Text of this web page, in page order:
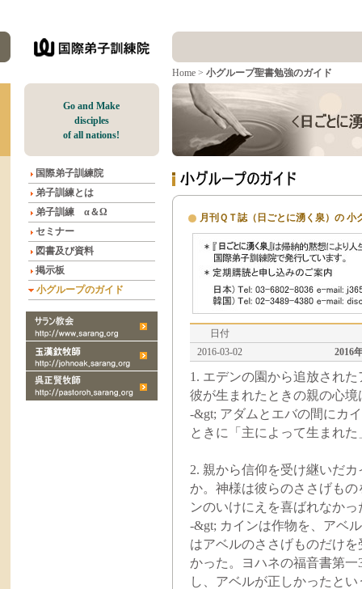
Home > 小グループ聖書勉強のガイド
Go and Make
disciples
of all nations!
国際弟子訓練院
弟子訓練とは
弟子訓練 α＆Ω
セミナー
図書及び資料
掲示板
小グループのガイド
月刊ＱＴ誌（日ごとに湧く泉）の
日付
2016-03-02
2016
1. エデンの園から追放され
彼が生まれたときの親の心境
-&gt; アダムとエバの間にカ
ときに「主によって生まれ
2. 親から信仰を受け継いだ
か。神様は彼らのささげも
ンのいけにえを喜ばれなか
-&gt; カインは作物を、アベ
はアベルのささげものだけ
かった。ヨハネの福音書第
し、アベルが正しかったと